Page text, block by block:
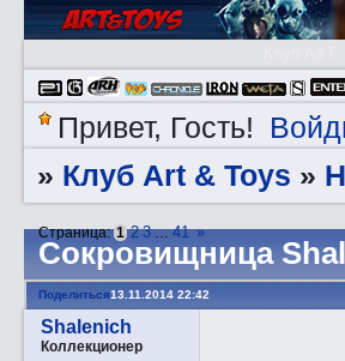
Привет, Гость!
» Клуб Art & Toys »
Сокровищница
Страница:1 2 3 … 41 »
Поделиться13.11.2014 22:42
Shalenich
Коллекционер